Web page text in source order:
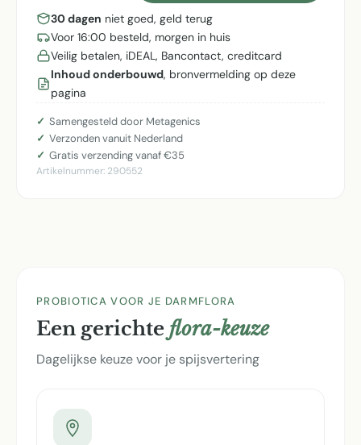
30 dagen niet goed, geld terug
Voor 16:00 besteld, morgen in huis
Veilig betalen, iDEAL, Bancontact, creditcard
Inhoud onderbouwd, bronvermelding op deze
pagina
Samengesteld door Metagenics
Verzonden vanuit Nederland
Gratis verzending vanaf €35
Artikelnummer: 290552
PROBIOTICA VOOR JE DARMFLORA
Een gerichte flora-keuze
Dagelijkse keuze voor je spijsvertering